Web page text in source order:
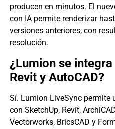
producen en minutos. El
con IA permite renderizar
versiones anteriores, con
resolución.
¿Lumion se
Revit y AutoCAD?
Sí. Lumion LiveSync permite
con SketchUp, Revit,
Vectorworks, BricsCAD y